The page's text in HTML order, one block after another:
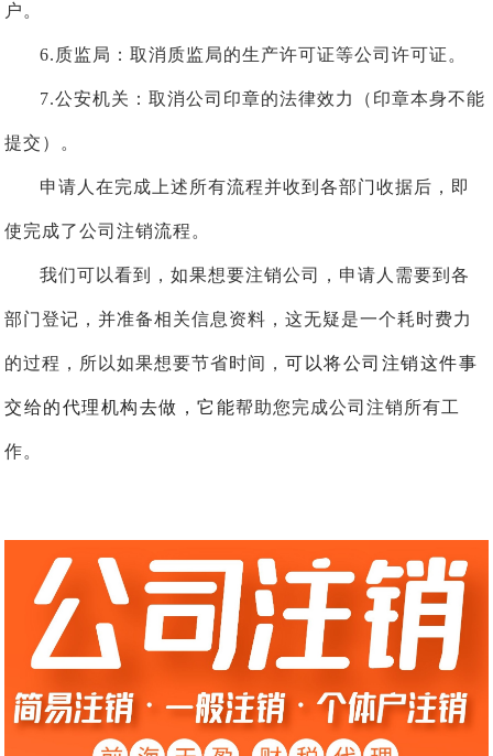
户。
6.质监局：取消质监局的生产许可证等公司许可证。
7.公安机关：取消公司印章的法律效力（印章本身不能
提交）。
申请人在完成上述所有流程并收到各部门收据后，即
使完成了公司注销流程。
我们可以看到，如果想要注销公司，申请人需要到各
部门登记，并准备相关信息资料，这无疑是一个耗时费力
的过程，所以如果想要节省时间，可以将公司注销这件事
交给的代理机构去做，它能帮助您完成公司注销所有工
作。